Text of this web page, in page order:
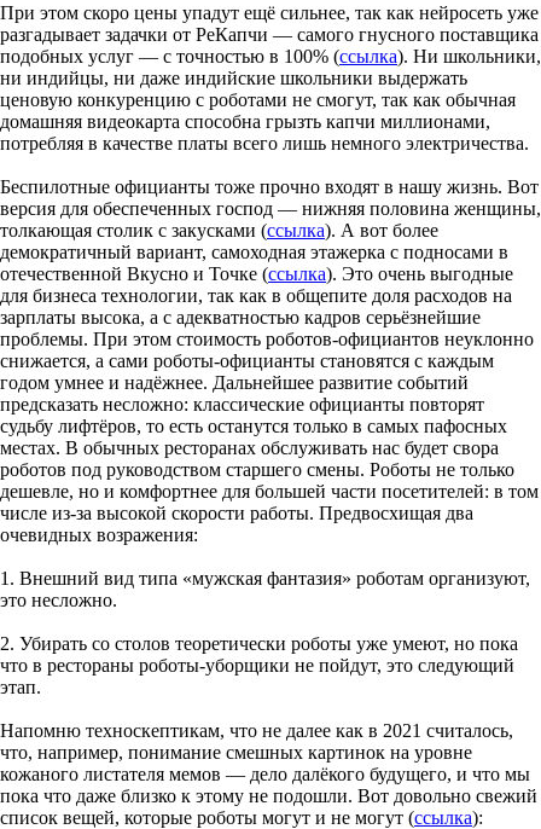
При этом скоро цены упадут ещё сильнее, так как нейросеть уже
разгадывает задачки от РеКапчи — самого гнусного поставщика
подобных услуг — с точностью в 100% (ссылка). Ни школьники,
ни индийцы, ни даже индийские школьники выдержать
ценовую конкуренцию с роботами не смогут, так как обычная
домашняя видеокарта способна грызть капчи миллионами,
потребляя в качестве платы всего лишь немного электричества.
Беспилотные официанты тоже прочно входят в нашу жизнь. Вот
версия для обеспеченных господ — нижняя половина женщины,
толкающая столик с закусками (ссылка). А вот более
демократичный вариант, самоходная этажерка с подносами в
отечественной Вкусно и Точке (ссылка). Это очень выгодные
для бизнеса технологии, так как в общепите доля расходов на
зарплаты высока, а с адекватностью кадров серьёзнейшие
проблемы. При этом стоимость роботов-официантов неуклонно
снижается, а сами роботы-официанты становятся с каждым
годом умнее и надёжнее. Дальнейшее развитие событий
предсказать несложно: классические официанты повторят
судьбу лифтёров, то есть останутся только в самых пафосных
местах. В обычных ресторанах обслуживать нас будет свора
роботов под руководством старшего смены. Роботы не только
дешевле, но и комфортнее для большей части посетителей: в том
числе из-за высокой скорости работы. Предвосхищая два
очевидных возражения:
1. Внешний вид типа «мужская фантазия» роботам организуют,
это несложно.
2. Убирать со столов теоретически роботы уже умеют, но пока
что в рестораны роботы-уборщики не пойдут, это следующий
этап.
Напомню техноскептикам, что не далее как в 2021 считалось,
что, например, понимание смешных картинок на уровне
кожаного листателя мемов — дело далёкого будущего, и что мы
пока что даже близко к этому не подошли. Вот довольно свежий
список вещей, которые роботы могут и не могут (ссылка):